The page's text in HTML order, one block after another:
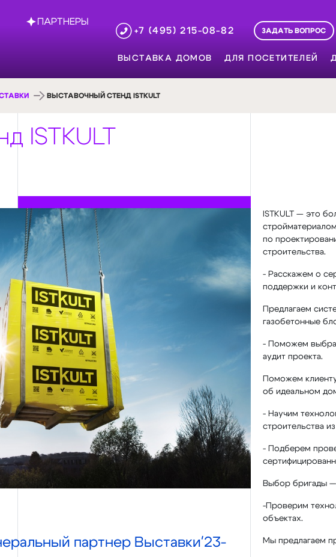
ПАРТНЕРЫ
+7 (495) 215-08-82
ЗАДАТЬ ВОПРОС
ВЫСТАВКА ДОМОВ ДЛЯ ПОСЕТИТЕЛЕЙ
ВЫСТАВОЧНЫЙ СТЕНД ISTKULT
ISTKULT
партнер Выставки'23-
ISTKULT — это
стройматериалом
по
строительства.
- Расскажем о
поддержки и
Предлагаем
газобетонные
- Поможем
аудит проекта.
Поможем
об идеальном
- Научим
строительства
- Подберем
Выбор бригады
-Проверим
объектах.
Мы предлагаем